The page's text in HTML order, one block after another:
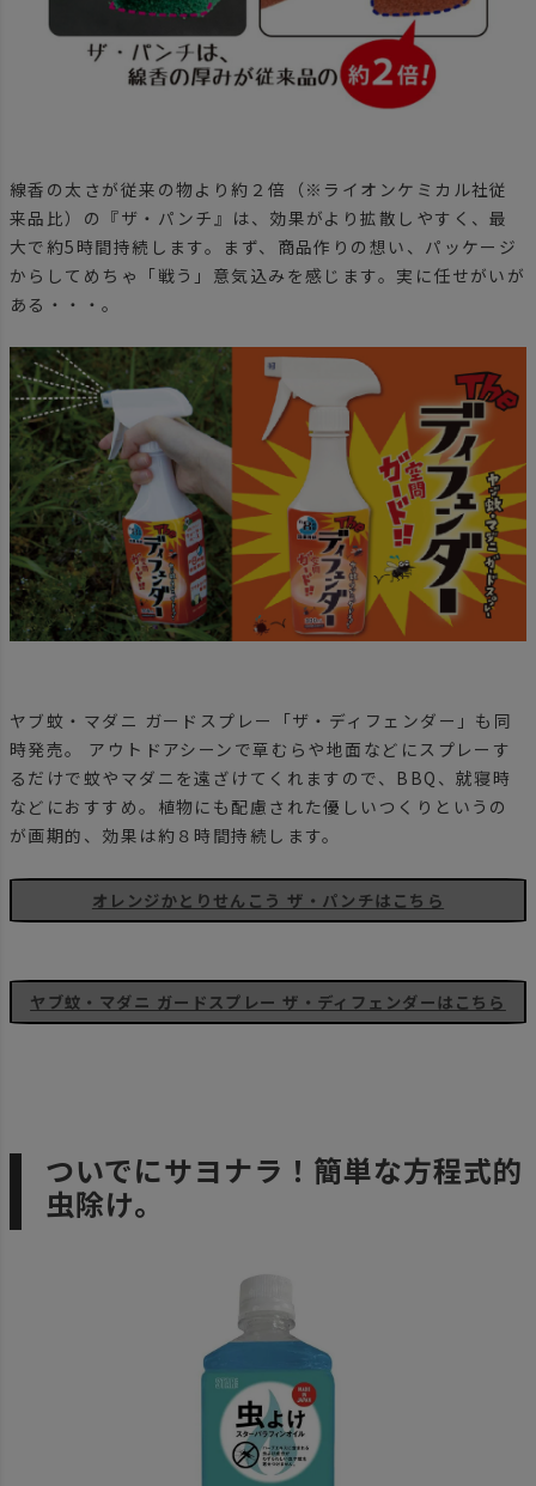
線香の太さが従来の物より約２倍（※ライオンケミカル社従
来品比）の『ザ・パンチ』は、効果がより拡散しやすく、最
大で約5時間持続します。まず、商品作りの想い、パッケージ
からしてめちゃ「戦う」意気込みを感じます。実に任せがいが
ある・・・。
ヤブ蚊・マダニ ガードスプレー「ザ・ディフェンダー」も同
時発売。 アウトドアシーンで草むらや地面などにスプレーす
るだけで蚊やマダニを遠ざけてくれますので、BBQ、就寝時
などにおすすめ。植物にも配慮された優しいつくりというの
が画期的、効果は約８時間持続します。
オレンジかとりせんこう ザ・パンチはこちら
ヤブ蚊・マダニ ガードスプレー ザ・ディフェンダーはこちら
ついでにサヨナラ！簡単な方程式的
虫除け。